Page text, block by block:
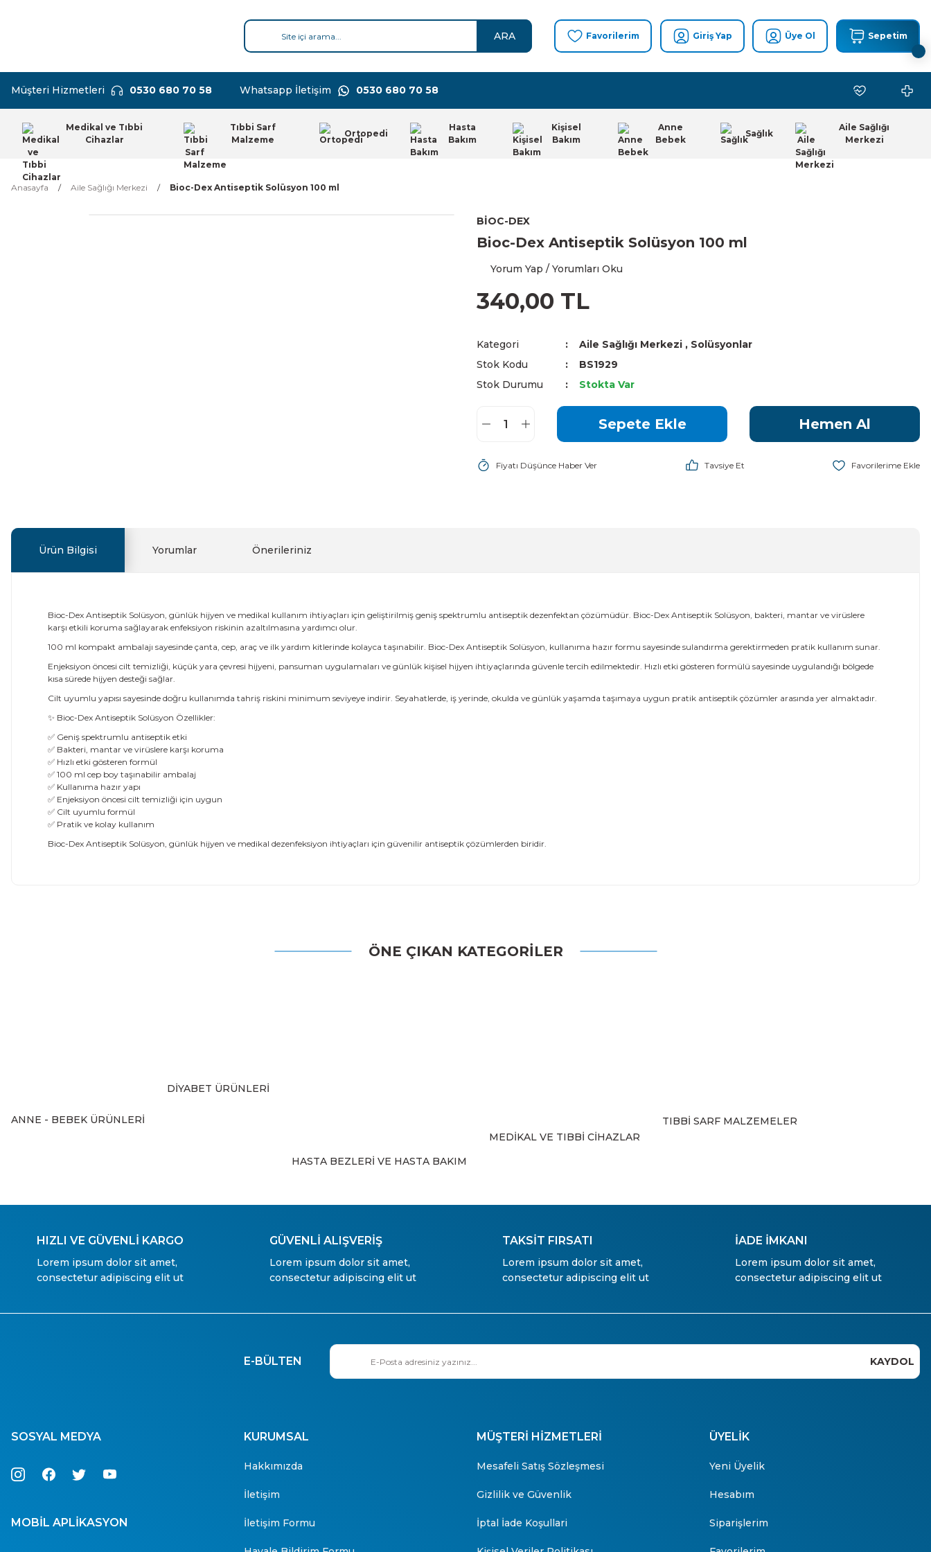
ARA Favorilerim Giriş Yap Üye Ol Sepetim
Müşteri Hizmetleri 0530 680 70 58 Whatsapp İletişim 0530 680 70 58
Medikal ve Tıbbi
Cihazlar
Tıbbi Sarf
Malzeme
Ortopedi
Hasta
Bakım
Kişisel
Bakım
Anne
Bebek
Sağlık
Aile Sağlığı
Merkezi
Anasayfa Aile Sağlığı Merkezi Bioc-Dex Antiseptik Solüsyon 100 ml
BİOC-DEX
Bioc-Dex Antiseptik Solüsyon 100 ml
Yorum Yap / Yorumları Oku
340,00 TL
Kategori Aile Sağlığı Merkezi , Solüsyonlar
Stok Kodu
BS1929
Stok Durumu
Stokta Var
Sepete Ekle Hemen Al
Fiyatı Düşünce Haber Ver Tavsiye Et
Ürün Bilgisi Yorumlar Önerileriniz
Bioc-Dex Antiseptik Solüsyon, günlük hijyen ve medikal kullanım ihtiyaçları için geliştirilmiş geniş spektrumlu antiseptik dezenfektan çözümüdür. Bioc-Dex Antiseptik Solüsyon, bakteri, mantar ve virüslere
karşı etkili koruma sağlayarak enfeksiyon riskinin azaltılmasına yardımcı olur.
100 ml kompakt ambalajı sayesinde çanta, cep, araç ve ilk yardım kitlerinde kolayca taşınabilir. Bioc-Dex Antiseptik Solüsyon, kullanıma hazır formu sayesinde sulandırma gerektirmeden pratik kullanım sunar.
Enjeksiyon öncesi cilt temizliği, küçük yara çevresi hijyeni, pansuman uygulamaları ve günlük kişisel hijyen ihtiyaçlarında güvenle tercih edilmektedir. Hızlı etki gösteren formülü sayesinde uygulandığı bölgede
kısa sürede hijyen desteği sağlar.
Cilt uyumlu yapısı sayesinde doğru kullanımda tahriş riskini minimum seviyeye indirir. Seyahatlerde, iş yerinde, okulda ve günlük yaşamda taşımaya uygun pratik antiseptik çözümler arasında yer almaktadır.
✨ Bioc-Dex Antiseptik Solüsyon Özellikler:
✅ Geniş spektrumlu antiseptik etki
✅ Bakteri, mantar ve virüslere karşı koruma
✅ Hızlı etki gösteren formül
✅ 100 ml cep boy taşınabilir ambalaj
✅ Kullanıma hazır yapı
✅ Enjeksiyon öncesi cilt temizliği için uygun
✅ Cilt uyumlu formül
✅ Pratik ve kolay kullanım
Bioc-Dex Antiseptik Solüsyon, günlük hijyen ve medikal dezenfeksiyon ihtiyaçları için güvenilir antiseptik çözümlerden biridir.
Bu ürüne ilk yorumu siz yapın!
ÖNE ÇIKAN KATEGORİLER
ANNE - BEBEK ÜRÜNLERİ
DİYABET ÜRÜNLERİ
HASTA BEZLERİ VE HASTA BAKIM
MEDİKAL VE TIBBİ CİHAZLAR
TIBBİ SARF MALZEMELER
HIZLI VE GÜVENLİ KARGO
Lorem ipsum dolor sit amet,
consectetur adipiscing elit ut
GÜVENLİ ALIŞVERİŞ
Lorem ipsum dolor sit amet,
consectetur adipiscing elit ut
TAKSİT FIRSATI
Lorem ipsum dolor sit amet,
consectetur adipiscing elit ut
İADE İMKANI
Lorem ipsum dolor sit amet,
consectetur adipiscing elit ut
E-BÜLTEN KAYDOL
SOSYAL MEDYA
MOBİL APLİKASYON
KURUMSAL
Hakkımızda
İletişim
İletişim Formu
MÜŞTERİ HİZMETLERİ
Mesafeli Satış Sözleşmesi
Gizlilik ve Güvenlik
İptal İade Koşullari
ÜYELİK
Yeni Üyelik
Hesabım
Siparişlerim